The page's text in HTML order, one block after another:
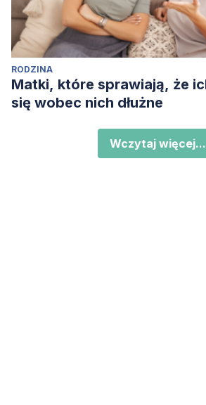
RODZINA
Matki, które sprawiają, że
się wobec nich dłużne
Wczytaj więcej...